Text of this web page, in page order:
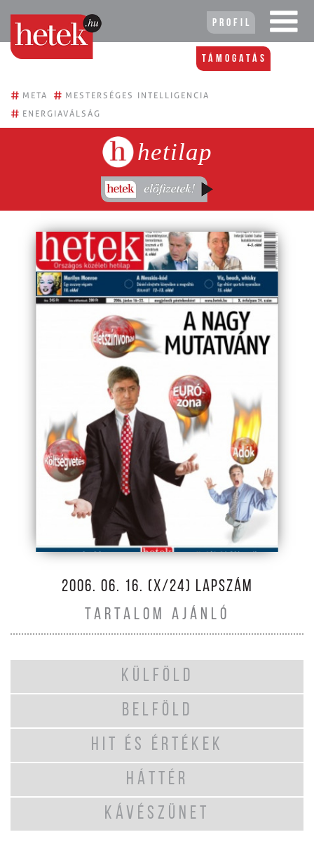
Profil
Támogatás
# META # MESTERSÉGES INTELLIGENCIA
# ENERGIAVÁLSÁG
hetilap
2006. 06. 16. (X/24) LAPSZÁM
TARTALOM AJÁNLÓ
KÜLFÖLD
BELFÖLD
HIT ÉS ÉRTÉKEK
HÁTTÉR
KÁVÉSZÜNET